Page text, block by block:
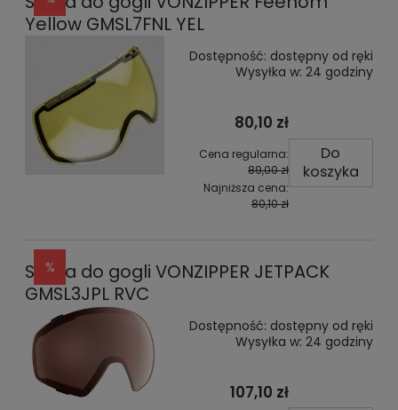
Yellow GMSL7FNL YEL
Dostępność: dostępny od ręki
Wysyłka w: 24 godziny
80,10 zł
Cena regularna:
89,00 zł
Najniższa cena:
80,10 zł
Do
koszyka
Szyba do gogli VONZIPPER JETPACK
GMSL3JPL RVC
Dostępność: dostępny od ręki
Wysyłka w: 24 godziny
107,10 zł